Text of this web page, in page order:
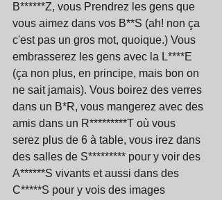
B******Z, vous Prendrez les gens que
vous aimez dans vos B**S (ah! non ça
c'est pas un gros mot, quoique.) Vous
embrasserez les gens avec la L****E
(ça non plus, en principe, mais bon on
ne sait jamais). Vous boirez des verres
dans un B*R, vous mangerez avec des
amis dans un R*********T où vous
serez plus de 6 à table, vous irez dans
des salles de S********* pour y voir des
A******S vivants et aussi dans des
C*****S pour y vois des images